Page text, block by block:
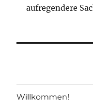
aufregendere
Willkommen!